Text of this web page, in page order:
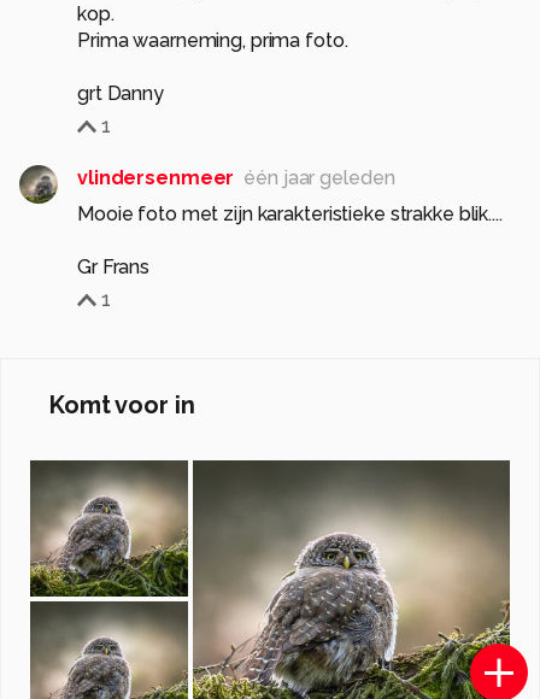
kop.
Prima waarneming, prima foto.
grt Danny
1
vlindersenmeer één jaar geleden
Mooie foto met zijn karakteristieke strakke blik....
Gr Frans
1
Komt voor in